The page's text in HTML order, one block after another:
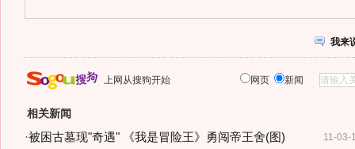
我来
上网从搜狗开始 网页 新闻
相关新闻
11-03-
·被困古墓现"奇遇" 《我是冒险王》勇闯帝王舍(图)